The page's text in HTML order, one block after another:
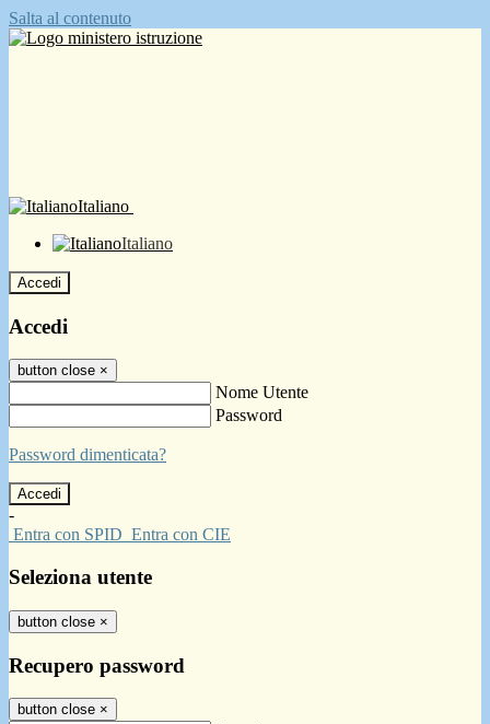
Salta al contenuto
Italiano
Italiano
Accedi
Accedi
button close ×
Nome Utente
Password
Password dimenticata?
-
Entra con SPID Entra con CIE
Seleziona utente
button close ×
Recupero password
button close ×